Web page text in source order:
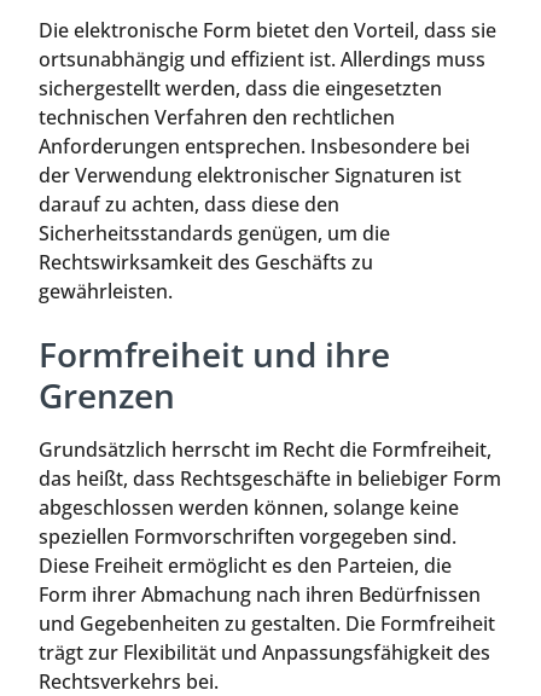
Die elektronische Form bietet den Vorteil, dass sie
ortsunabhängig und effizient ist. Allerdings muss
sichergestellt werden, dass die eingesetzten
technischen Verfahren den rechtlichen
Anforderungen entsprechen. Insbesondere bei
der Verwendung elektronischer Signaturen ist
darauf zu achten, dass diese den
Sicherheitsstandards genügen, um die
Rechtswirksamkeit des Geschäfts zu
gewährleisten.
Formfreiheit und ihre
Grenzen
Grundsätzlich herrscht im Recht die Formfreiheit,
das heißt, dass Rechtsgeschäfte in beliebiger Form
abgeschlossen werden können, solange keine
speziellen Formvorschriften vorgegeben sind.
Diese Freiheit ermöglicht es den Parteien, die
Form ihrer Abmachung nach ihren Bedürfnissen
und Gegebenheiten zu gestalten. Die Formfreiheit
trägt zur Flexibilität und Anpassungsfähigkeit des
Rechtsverkehrs bei.